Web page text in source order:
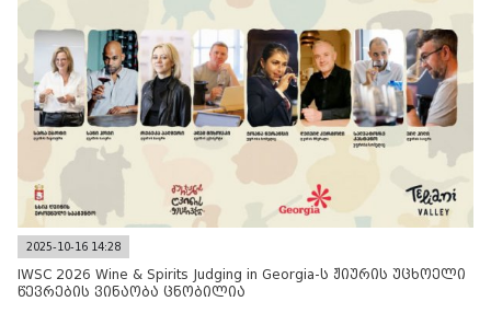
2025-10-16 14:28
IWSC 2026 Wine & Spirits Judging in Georgia-ს ჟიურის უცხოელი
წევრების ვინაობა ცნობილია